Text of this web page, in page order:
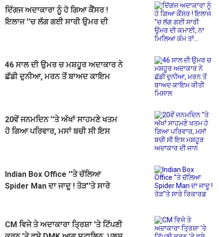
ਦਿੱਗਜ ਅਦਾਕਾਰਾ ਨੂੰ ਹੋ ਗਿਆ ਕੈਂਸਰ !
ਇਲਾਜ ''ਚ ਲੱਗ ਗਈ ਸਾਰੀ ਉਮਰ ਦੀ
46 ਸਾਲ ਦੀ ਉਮਰ ਚ ਮਸ਼ਹੂਰ ਅਦਾਕਾਰ ਨੇ
ਛੱਡੀ ਦੁਨੀਆ, ਮਰਨ ਤੋਂ ਬਾਅਦ ਕਾਇਮ
20ਵੇਂ ਜਨਮਦਿਨ ''ਤੇ ਅੱਖਾਂ ਸਾਹਮਣੇ ਖਤਮ
ਹੋ ਗਿਆ ਪਰਿਵਾਰ, ਮਸਾਂ ਬਚੀ ਸੀ ਇਸ
Indian Box Office ''ਤੇ ਚੱਲਿਆ
Spider Man ਦਾ ਜਾਦੂ ! ਤੋੜ''ਤੇ ਸਾਰੇ
CM ਵਿਜੇ ਤੇ ਅਦਾਕਾਰਾ ਤ੍ਰਿਸ਼ਾ 'ਤੇ ਟਿੱਪਣੀ